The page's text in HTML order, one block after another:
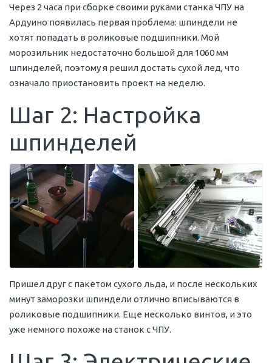
Через 2 часа при сборке своими руками станка ЧПУ на
Ардуино появилась первая проблема: шпиндели не
хотят попадать в роликовые подшипники. Мой
морозильник недостаточно большой для 1060 мм
шпинделей, поэтому я решил достать сухой лед, что
означало приостановить проект на неделю.
Шаг 2: Настройка
шпинделей
Пришел друг с пакетом сухого льда, и после нескольких
минут заморозки шпиндели отлично вписываются в
роликовые подшипники. Еще несколько винтов, и это
уже немного похоже на станок с ЧПУ.